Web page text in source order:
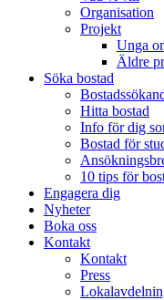
Organisation
Projekt
Unga
Äldre
Söka bostad
Hitta bostad
Info för dig
Bostad för
10 tips för
Engagera dig
Nyheter
Boka oss
Kontakt
Kontakt
Press